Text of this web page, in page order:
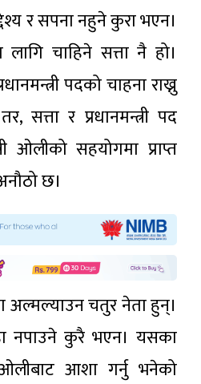
र सपना नहुने कुरा भएन।
लागि चाहिने सत्ता नै हो।
पदको चाहना राख्नु
सत्ता र प्रधानमन्त्री पद
ओलीको सहयोगमा प्राप्त
छ।
अल्मल्याउन चतुर नेता हुन्।
नपाउने कुरै भएन। यसका
आशा गर्नु भनेको